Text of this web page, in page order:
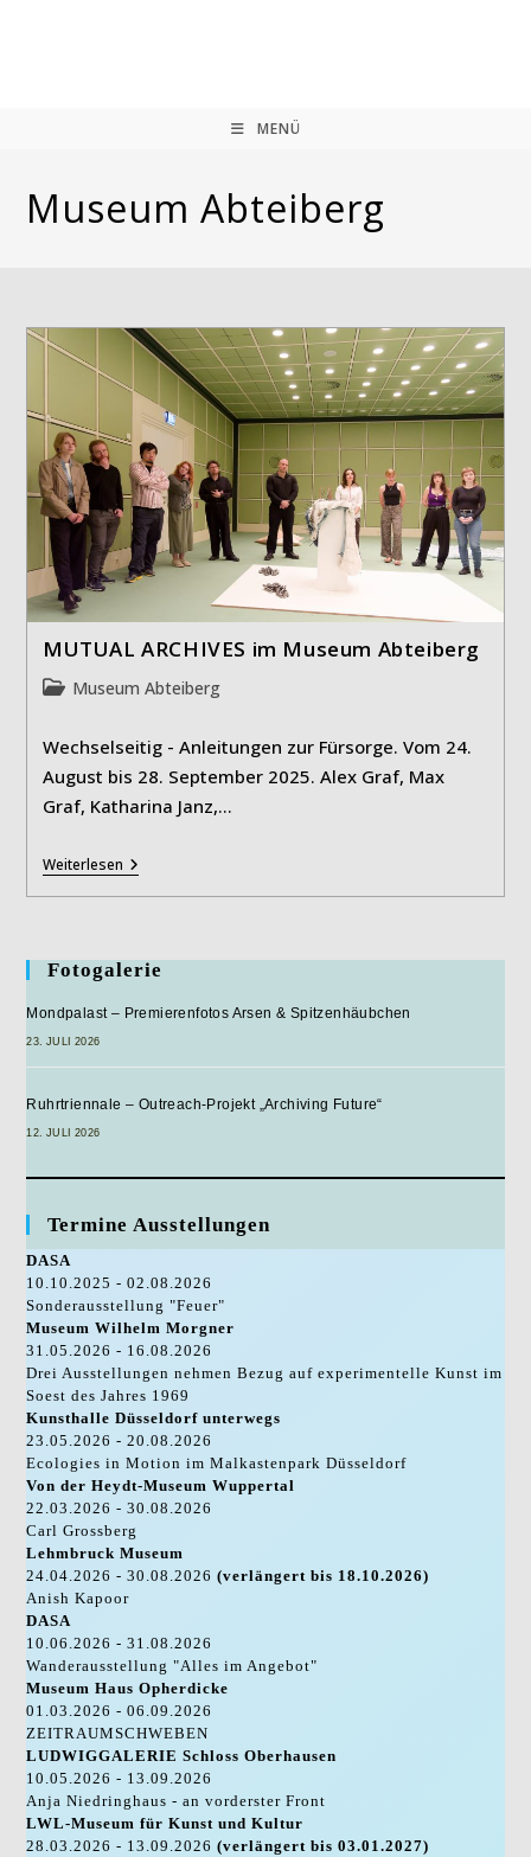
MENÜ
Museum Abteiberg
MUTUAL ARCHIVES im Museum Abteiberg
Beitrags-
Museum Abteiberg
Wechselseitig - Anleitungen zur Fürsorge. Vom 24.
August bis 28. September 2025. Alex Graf, Max
Graf, Katharina Janz,…
WeiterlesenMUTUAL
ARCHIVES
Im
Fotogalerie
Mondpalast – Premierenfotos Arsen & Spitzenhäubchen
23. JULI 2026
Ruhrtriennale – Outreach-Projekt „Archiving Future“
12. JULI 2026
Termine Ausstellungen
DASA
10.10.2025 - 02.08.2026
Sonderausstellung "Feuer"
Museum Wilhelm Morgner
31.05.2026 - 16.08.2026
Drei Ausstellungen nehmen Bezug auf experimentelle Kunst im
Soest des Jahres 1969
Kunsthalle Düsseldorf unterwegs
23.05.2026 - 20.08.2026
Ecologies in Motion im Malkastenpark Düsseldorf
Von der Heydt-Museum Wuppertal
22.03.2026 - 30.08.2026
Carl Grossberg
Lehmbruck Museum
24.04.2026 - 30.08.2026(verlängert bis 18.10.2026)
Anish Kapoor
DASA
10.06.2026 - 31.08.2026
Wanderausstellung "Alles im Angebot"
Museum Haus Opherdicke
01.03.2026 - 06.09.2026
ZEITRAUMSCHWEBEN
LUDWIGGALERIE Schloss Oberhausen
10.05.2026 - 13.09.2026
Anja Niedringhaus - an vorderster Front
LWL-Museum für Kunst und Kultur
28.03.2026 - 13.09.2026(verlängert bis 03.01.2027)